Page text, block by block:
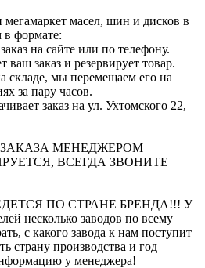
масел, шин и дисков в
формате:
на сайте или по телефону.
заказ и резервирует товар.
складе, мы перемещаем его на
за пару часов.
заказ на ул. Ухтомского 22,
МЕНЕДЖЕРОМ
ВСЕГДА ЗВОНИТЕ
ПО СТРАНЕ БРЕНДА!!! У
несколько заводов по всему
с какого завода к нам поступит
страну производства и год
у менеджера!